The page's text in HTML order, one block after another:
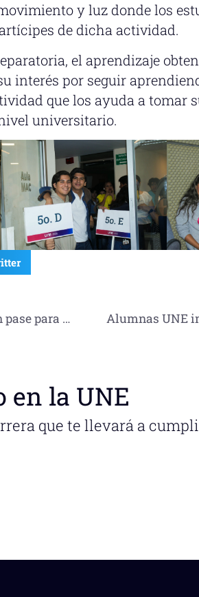
y luz donde los
de dicha actividad.
el aprendizaje
interés por seguir
que los ayuda a tomar
universitario.
Alumnos de ISCE obtienen pase para Décimo Primer Encuentro de Estudiantes Destacados en Tecnologías de la Información
en la UNE
que te llevará a